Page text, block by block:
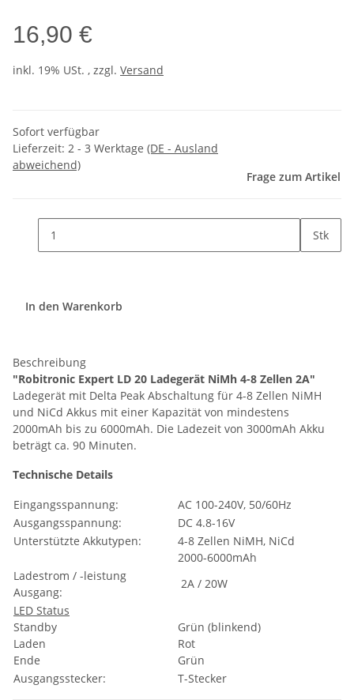
16,90 €
inkl. 19% USt. , zzgl. Versand
Sofort verfügbar
Lieferzeit: 2 - 3 Werktage (DE - Ausland
abweichend)
Frage zum Artikel
Stk
In den Warenkorb
Beschreibung
"Robitronic Expert LD 20 Ladegerät NiMh 4-8 Zellen 2A"
Ladegerät mit Delta Peak Abschaltung für 4-8 Zellen NiMH
und NiCd Akkus mit einer Kapazität von mindestens
2000mAh bis zu 6000mAh. Die Ladezeit von 3000mAh Akku
beträgt ca. 90 Minuten.
Technische Details
Eingangsspannung:
AC 100-240V, 50/60Hz
Ausgangsspannung:
DC 4.8-16V
Unterstützte Akkutypen:
4-8 Zellen NiMH, NiCd
2000-6000mAh
Ladestrom / -leistung
Ausgang:
2A / 20W
LED Status
Standby
Laden
Ende
Grün (blinkend)
Rot
Grün
Ausgangsstecker:
T-Stecker